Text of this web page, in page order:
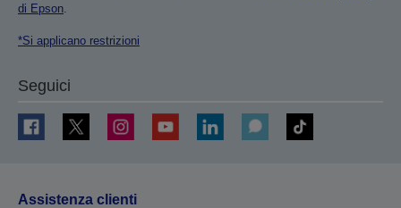
di Epson.
*Si applicano restrizioni
Seguici
Assistenza clienti